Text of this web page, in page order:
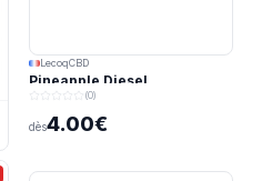
LecoqCBD
Pineapple Diesel
(0)
dès4.00€